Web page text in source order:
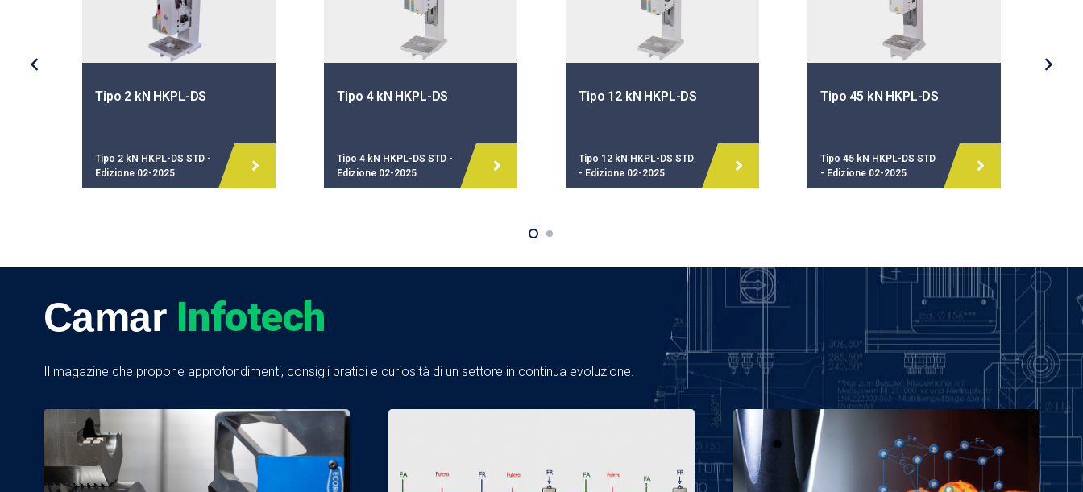
Tipo 2 kN HKPL-DS
Tipo 2 kN HKPL-DS STD -
Edizione 02-2025
Tipo 4 kN HKPL-DS
Tipo 4 kN HKPL-DS STD -
Edizione 02-2025
Tipo 12 kN HKPL-DS
Tipo 12 kN HKPL-DS STD
- Edizione 02-2025
Tipo 45 kN HKPL-DS
Tipo 45 kN HKPL-DS STD
- Edizione 02-2025
Camar Infotech
Il magazine che propone approfondimenti, consigli pratici e curiosità di un settore in continua evoluzione.